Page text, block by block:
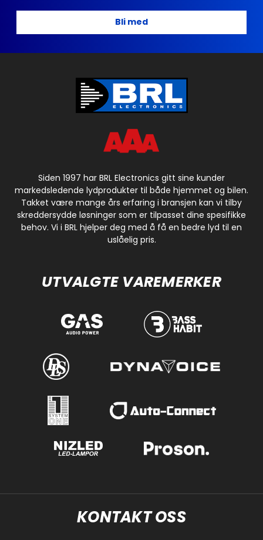
Bli med
Siden 1997 har BRL Electronics gitt sine kunder
markedsledende lydprodukter til både hjemmet og bilen.
Takket være mange års erfaring i bransjen kan vi tilby
skreddersydde løsninger som er tilpasset dine spesifikke
behov. Vi i BRL hjelper deg med å få en bedre lyd til en
uslåelig pris.
UTVALGTE VAREMERKER
KONTAKT OSS